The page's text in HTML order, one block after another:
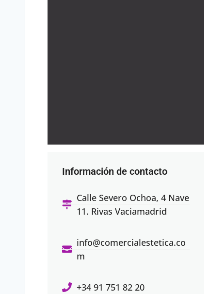
Información de contacto
Calle Severo Ochoa, 4 Nave
11. Rivas Vaciamadrid
info@comercialestetica.co
m
+34 91 751 82 20